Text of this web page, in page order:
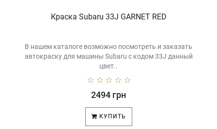
Краска Subaru 33J GARNET RED
В нашем каталоге возможно посмотреть и заказать
автокраску для машины Subaru с кодом 33J данный
цвет..
2494 грн
КУПИТЬ